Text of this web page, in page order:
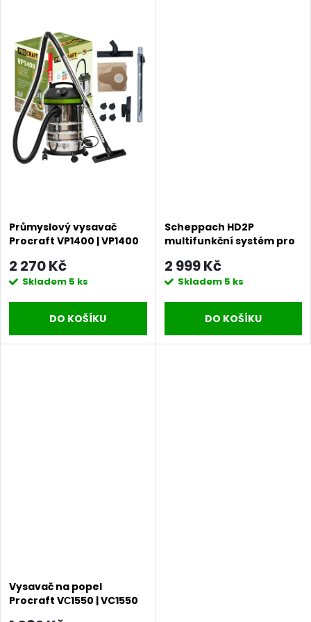
ů
ů
Průmyslový vysavač
Procraft VP1400 | VP1400
2 270 Kč
Skladem 5 ks
DO KOŠÍKU
Scheppach HD2P
multifunkční systém pro
2 999 Kč
Skladem 5 ks
DO KOŠÍKU
Vysavač na popel
Procraft VС1550 | VC1550